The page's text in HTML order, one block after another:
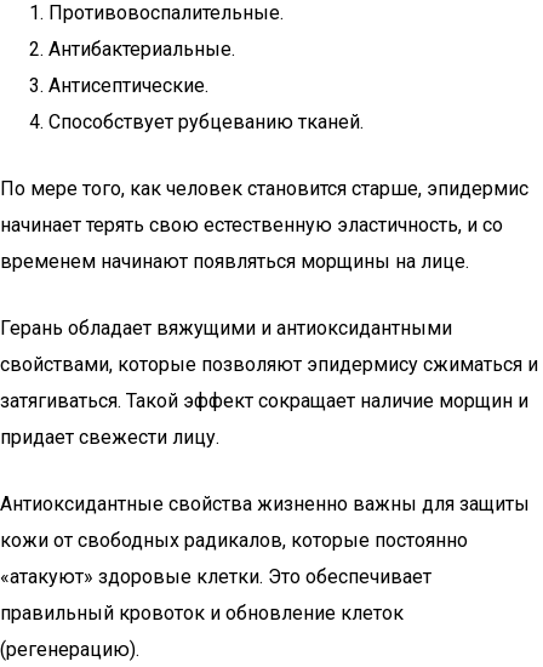
Противовоспалительные.
Антибактериальные.
Антисептические.
Способствует рубцеванию тканей.
По мере того, как человек становится старше, эпидермис
начинает терять свою естественную эластичность, и со
временем начинают появляться морщины на лице.
Герань обладает вяжущими и антиоксидантными
свойствами, которые позволяют эпидермису сжиматься и
затягиваться. Такой эффект сокращает наличие морщин и
придает свежести лицу.
Антиоксидантные свойства жизненно важны для защиты
кожи от свободных радикалов, которые постоянно
«атакуют» здоровые клетки. Это обеспечивает
правильный кровоток и обновление клеток
(регенерацию).